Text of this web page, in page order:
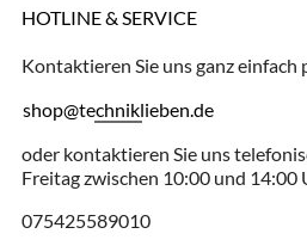
HOTLINE & SERVICE
Kontaktieren Sie uns ganz einfach
shop@techniklieben.de
oder kontaktieren Sie uns
Freitag zwischen 10:00 und 14:00
075425589010